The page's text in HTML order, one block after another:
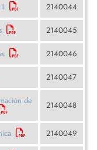
2140044
2140045
2140046
2140047
de
2140048
2140049